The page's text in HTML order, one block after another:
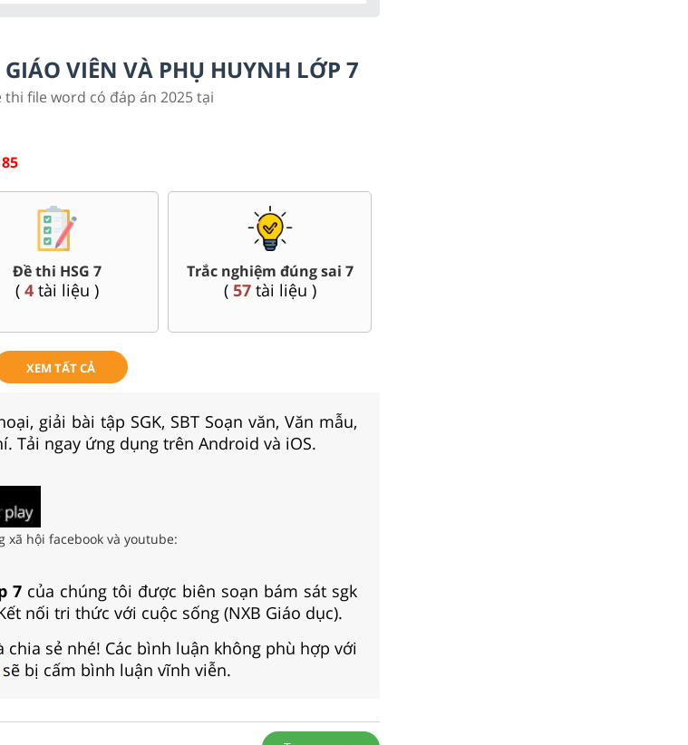
VIÊN VÀ PHỤ HUYNH LỚP 7
file word có đáp án 2025 tại
Bài giảng Powerpoint Văn,
Sử, Địa 7....
( 35tài liệu )
Giáo án word 7
(80tài liệu )
XEM TẤT CẢ
giải bài tập SGK, SBT Soạn văn, Văn mẫu,
Tải ngay ứng dụng trên Android và iOS.
hội facebook và youtube:
7 của chúng tôi được biên soạn bám sát sgk
nối tri thức với cuộc sống (NXB Giáo dục).
chia sẻ nhé! Các bình luận không phù hợp với
sẽ bị cấm bình luận vĩnh viễn.